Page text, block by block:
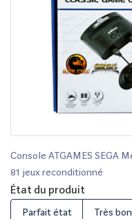
Console ATGAMES SEGA
81 jeux reconditionné
État du produit
Parfait état Très